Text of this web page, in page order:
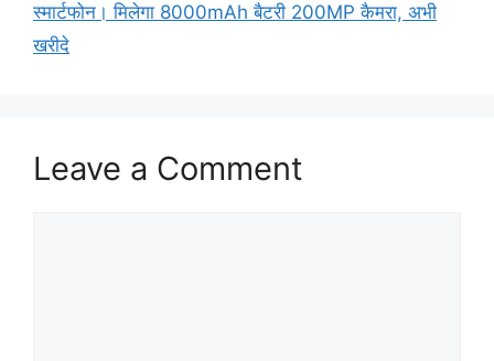
स्मार्टफोन। मिलेगा 8000mAh बैटरी 200MP कैमरा, अभी
खरीदे
Leave a Comment